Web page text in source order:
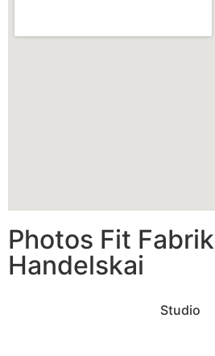
Photos Fit Fabrik
Handelskai
Studio